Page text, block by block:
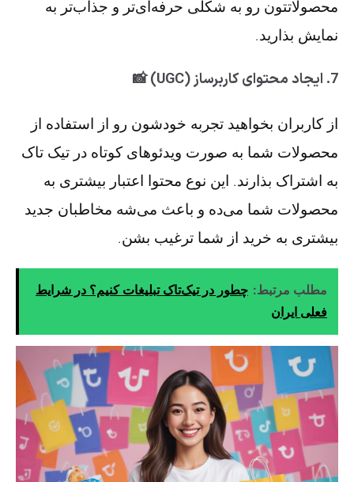
محصولاتتون رو به شکلی حرفه‌ای‌تر و جذاب‌تر به
نمایش بذارید.
7. ایجاد محتوای کاربرساز (UGC) 📸
از کاربران بخواهید تجربه خودشون رو از استفاده از
محصولات شما به صورت ویدئوهای کوتاه در تیک تاک
به اشتراک بذارند. این نوع محتوا اعتبار بیشتری به
محصولات شما می‌ده و باعث می‌شه مخاطبان جدید
بیشتری به خرید از شما ترغیب بشن.
مطلب مرتبط: چطور در تیک‌تاک تبلیغات کنیم؟ در شرایط
فعلی ایران